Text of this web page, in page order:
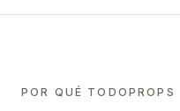
POR QUÉ TODOPROPS